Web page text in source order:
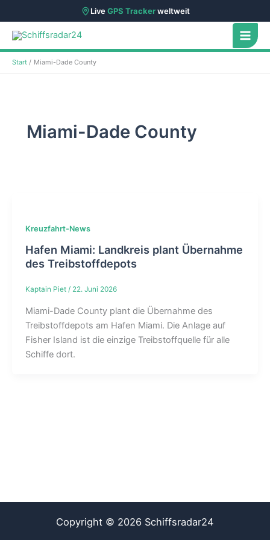
LiveGPS Trackerweltweit
Zum
Inhalt
springen
Start Miami-Dade County
Miami-Dade County
Kreuzfahrt-News
Hafen Miami: Landkreis plant Übernahme
des Treibstoffdepots
Kaptain Piet / 22. Juni 2026
Miami-Dade County plant die Übernahme des
Treibstoffdepots am Hafen Miami. Die Anlage auf
Fisher Island ist die einzige Treibstoffquelle für alle
Schiffe dort.
Copyright © 2026 Schiffsradar24